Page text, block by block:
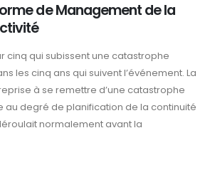
de Management de la
cinq qui subissent une catastrophe
les cinq ans qui suivent l’événement. La
à se remettre d’une catastrophe
au degré de planification de la continuité
normalement avant la